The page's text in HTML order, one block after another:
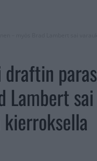
paras
Lambert sai